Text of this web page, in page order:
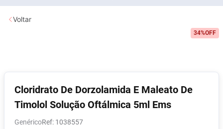
34%OFF
Cloridrato De Dorzolamida E Maleato De
Timolol Solução Oftálmica 5ml Ems
Genérico : 1038557
Voltar
1º Fralda
2
5º Fralda G
6º Shampoo
7º Desodorante
8º Absorvente